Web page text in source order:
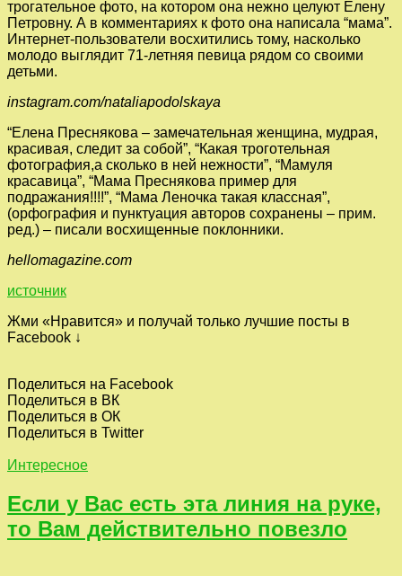
трогательное фото, на котором она нежно целуют Елену
Петровну. А в комментариях к фото она написала “мама”.
Интернет-пользователи восхитились тому, насколько
молодо выглядит 71-летняя певица рядом со своими
детьми.
instagram.com/nataliapodolskaya
“Елена Преснякова – замечательная женщина, мудрая,
красивая, следит за собой”, “Какая троготельная
фотография,а сколько в ней нежности”, “Мамуля
красавица”, “Мама Преснякова пример для
подражания!!!!”, “Мама Леночка такая классная”,
(орфография и пунктуация авторов сохранены – прим.
ред.) – писали восхищенные поклонники.
hellomagazine.com
источник
Жми «Нравится» и получай только лучшие посты в
Facebook ↓
Поделиться на Facebook
Поделиться в ВК
Поделиться в ОК
Поделиться в Twitter
Интересное
Если у Вас есть эта линия на руке,
то Вам действительно повезло